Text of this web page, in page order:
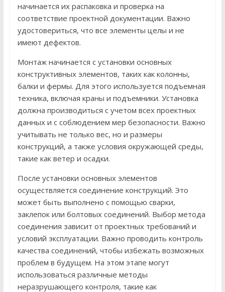
начинается их распаковка и проверка на
соответствие проектной документации. Важно
удостовериться, что все элементы целы и не
имеют дефектов.
Монтаж начинается с установки основных
конструктивных элементов, таких как колонны,
балки и фермы. Для этого используется подъемная
техника, включая краны и подъемники. Установка
должна производиться с учетом всех проектных
данных и с соблюдением мер безопасности. Важно
учитывать не только вес, но и размеры
конструкций, а также условия окружающей среды,
такие как ветер и осадки.
После установки основных элементов
осуществляется соединение конструкций. Это
может быть выполнено с помощью сварки,
заклепок или болтовых соединений. Выбор метода
соединения зависит от проектных требований и
условий эксплуатации. Важно проводить контроль
качества соединений, чтобы избежать возможных
проблем в будущем. На этом этапе могут
использоваться различные методы
неразрушающего контроля, такие как